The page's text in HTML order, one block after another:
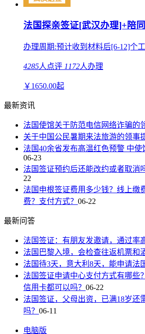
法国探亲签证[武汉办理]+陪
办理周期:预计收到材料后[6-12]个
4285人点评 1172人办理
￥ 1650.00起
最新资讯
法国使馆关于防范电信网络诈骗的
关于中国公民暑期来法旅游的领事
法国40余省发布高温红色预警 中
06-23
法国签证预约后还能改约或者取消
22
法国申根签证费用多少钱？线上缴
费？支付方式？ 06-22
最新问答
法国签证：有朋友发邀请，通过率
法国巴黎入境，会检查往返机票和
法国待3天，意大利8天，能申请法
法国签证申请中心支付方式有哪些
信用卡都可以吗？ 06-22
法国签证，父母出资，已满18岁还
吗？ 06-11
电脑版